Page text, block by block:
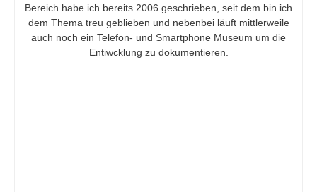
Bereich habe ich bereits 2006 geschrieben, seit dem bin ich
dem Thema treu geblieben und nebenbei läuft mittlerweile
auch noch ein Telefon- und Smartphone Museum um die
Entiwcklung zu dokumentieren.